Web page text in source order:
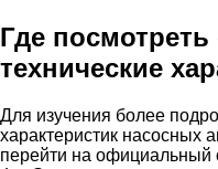
Где
технические
Для изучения более
характеристик насосных
перейти на